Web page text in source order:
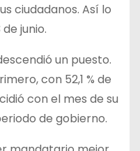
ciudadanos. Así lo
junio.
un puesto.
con 52,1 % de
con el mes de su
de gobierno.